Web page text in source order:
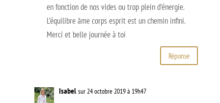
en fonction de nos vides ou trop plein d’énergie.
L’équilibre âme corps esprit est un chemin infini.
Merci et belle journée à toi
Réponse
Isabel sur 24 octobre 2019 à 19h47